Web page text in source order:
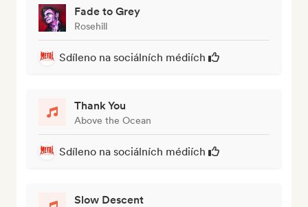
Fade to Grey
Rosehill
Sdíleno na sociálních médiích
Thank You
Above the Ocean
Sdíleno na sociálních médiích
Slow Descent